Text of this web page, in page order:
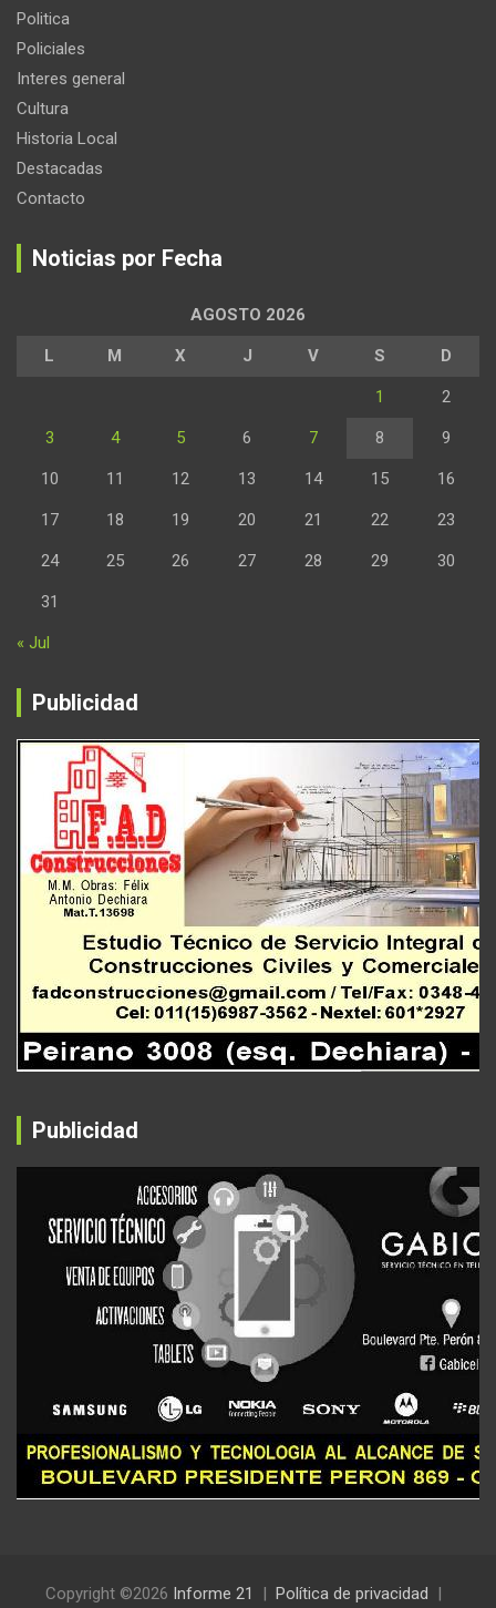
Politica
Policiales
Interes general
Cultura
Historia Local
Destacadas
Contacto
Noticias por Fecha
AGOSTO 2026
L M X J V S D
1 2
3 4 5 6 7 8 9
10 11 12 13 14 15 16
17 18 19 20 21 22 23
24 25 26 27 28 29 30
31
« Jul
Publicidad
Publicidad
Copyright ©2026 Informe 21 Política de privacidad